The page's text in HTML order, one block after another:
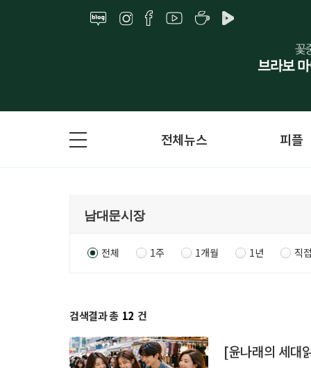
전체뉴스 피플
전체 1주 1개월 1년 직
검색결과 총 12 건
[윤나래의 세대